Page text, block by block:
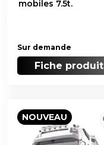
mobiles 7.5t.
Sur demande
Fiche produit
NOUVEAU